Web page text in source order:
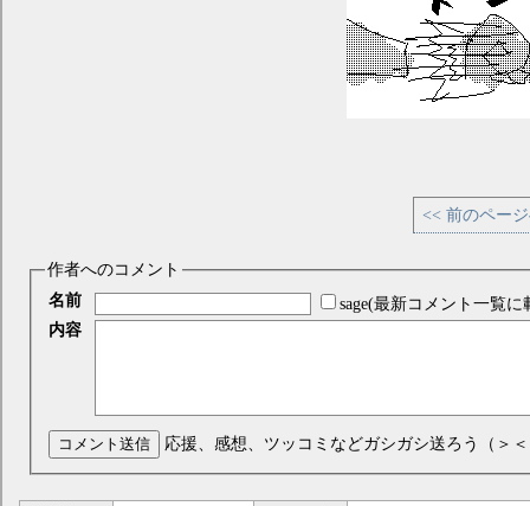
<< 前のペー
作者へのコメント
名前
sage(最新コメント一覧に
内容
コメント送信 応援、感想、ツッコミなどガシガシ送ろう（＞